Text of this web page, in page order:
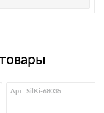
Арт. SilKi-68035